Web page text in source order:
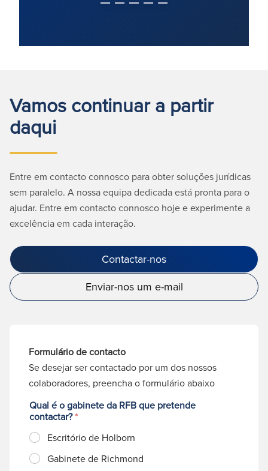
Vamos continuar a partir
daqui
Entre em contacto connosco para obter soluções jurídicas
sem paralelo. A nossa equipa dedicada está pronta para o
ajudar. Entre em contacto connosco hoje e experimente a
excelência em cada interação.
Contactar-nos
Enviar-nos um e-mail
Formulário de contacto
Se desejar ser contactado por um dos nossos
colaboradores, preencha o formulário abaixo
Qual é o gabinete da RFB que pretende
contactar?*
Escritório de Holborn
Gabinete de Richmond